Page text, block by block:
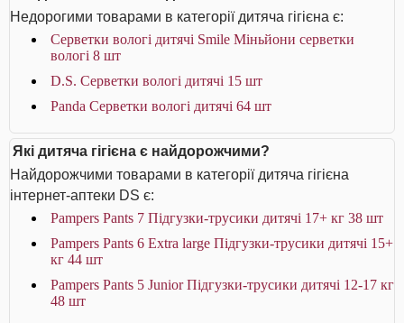
Недорогими товарами в категорії дитяча гігієна є:
Серветки вологі дитячі Smile Міньйони серветки
вологі 8 шт
D.S. Серветки вологі дитячі 15 шт
Panda Серветки вологі дитячі 64 шт
Які дитяча гігієна є найдорожчими?
Найдорожчими товарами в категорії дитяча гігієна
інтернет-аптеки DS є:
Pampers Pants 7 Підгузки-трусики дитячі 17+ кг 38 шт
Pampers Pants 6 Extra large Підгузки-трусики дитячі 15+
кг 44 шт
Pampers Pants 5 Junior Підгузки-трусики дитячі 12-17 кг
48 шт